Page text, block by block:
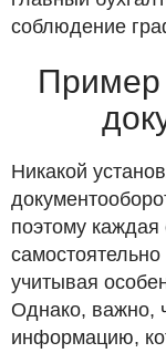
соблюдение
Пример
Никакой
поэтому
учитывая
Однако, важно,
информацию,